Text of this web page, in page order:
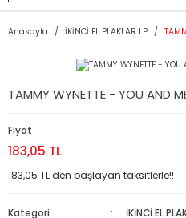
Anasayfa İKİNCİ EL PLAKLAR LP
TAMMY WYNETTE - YOU AND
Fiyat
183,05 TL
183,05 TL den başlayan taksitlerle!!
Kategori İKİNCİ EL